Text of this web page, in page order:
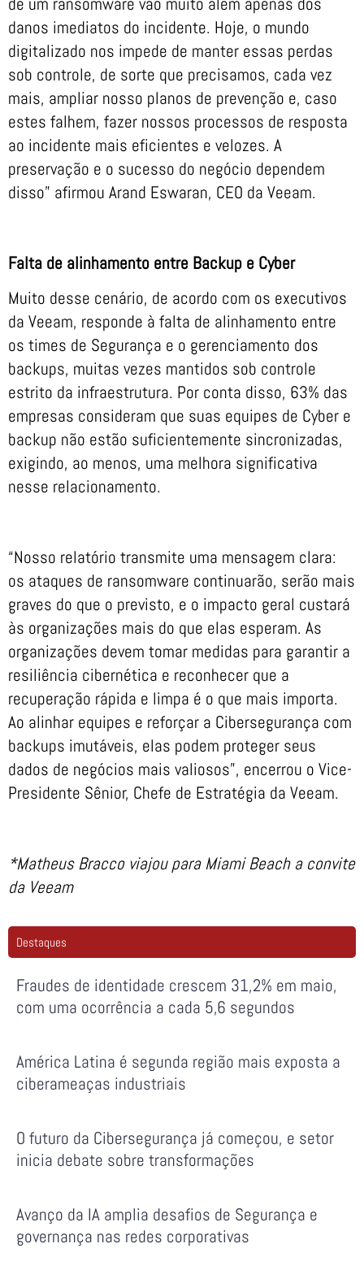
danos imediatos do incidente. Hoje, o mundo
digitalizado nos impede de manter essas perdas
sob controle, de sorte que precisamos, cada vez
mais, ampliar nosso planos de prevenção e, caso
estes falhem, fazer nossos processos de resposta
ao incidente mais eficientes e velozes. A
preservação e o sucesso do negócio dependem
disso” afirmou Arand Eswaran, CEO da Veeam.
Falta de alinhamento entre Backup e Cyber
Muito desse cenário, de acordo com os executivos
da Veeam, responde à falta de alinhamento entre
os times de Segurança e o gerenciamento dos
backups, muitas vezes mantidos sob controle
estrito da infraestrutura. Por conta disso, 63% das
empresas consideram que suas equipes de Cyber e
backup não estão suficientemente sincronizadas,
exigindo, ao menos, uma melhora significativa
nesse relacionamento.
“Nosso relatório transmite uma mensagem clara:
os ataques de ransomware continuarão, serão mais
graves do que o previsto, e o impacto geral custará
às organizações mais do que elas esperam. As
organizações devem tomar medidas para garantir a
resiliência cibernética e reconhecer que a
recuperação rápida e limpa é o que mais importa.
Ao alinhar equipes e reforçar a Cibersegurança com
backups imutáveis, elas podem proteger seus
dados de negócios mais valiosos”, encerrou o Vice-
Presidente Sênior, Chefe de Estratégia da Veeam.
*Matheus Bracco viajou para Miami Beach a convite
da Veeam
Destaques
Fraudes de identidade crescem 31,2% em maio,
com uma ocorrência a cada 5,6 segundos
América Latina é segunda região mais exposta a
ciberameaças industriais
O futuro da Cibersegurança já começou, e setor
inicia debate sobre transformações
Avanço da IA amplia desafios de Segurança e
governança nas redes corporativas